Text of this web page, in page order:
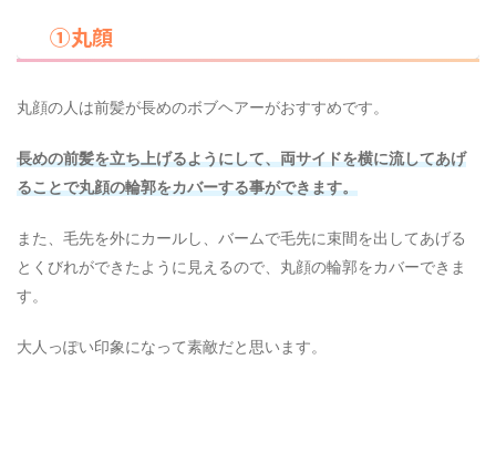
①丸顔
丸顔の人は前髪が長めのボブヘアーがおすすめです。
長めの前髪を立ち上げるようにして、両サイドを横に流してあげ
ることで丸顔の輪郭をカバーする事ができます。
また、毛先を外にカールし、バームで毛先に束間を出してあげる
とくびれができたように見えるので、丸顔の輪郭をカバーできま
す。
大人っぽい印象になって素敵だと思います。